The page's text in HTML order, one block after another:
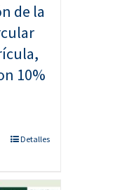
de la
10%
Detalles